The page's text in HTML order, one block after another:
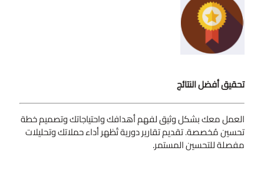
تحقيق أفضل النتائج
العمل معك بشكل وثيق لفهم أهدافك واحتياجاتك وتصميم خطة
تحسين مُخصصة. تقديم تقارير دورية تُظهر أداء حملاتك وتحليلات
مفصلة للتحسين المستمر.